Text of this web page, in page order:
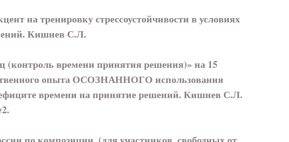
на тренировку стрессоустойчивости в условиях
Кишнев С.Л.
времени принятия решения)» на 15
опыта ОСОЗНАННОГО использования
времени на принятие решений. Кишнев С.Л.